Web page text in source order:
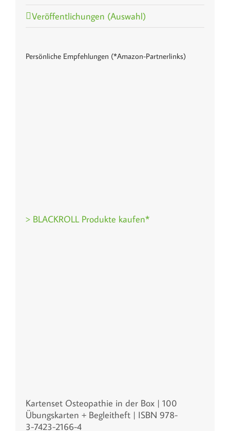
Veröffentlichungen (Auswahl)
Persönliche Empfehlungen (*Amazon-Partnerlinks)
> BLACKROLL Produkte kaufen*
Kartenset Osteopathie in der Box | 100
Übungskarten + Begleitheft | ISBN 978-
3-7423-2166-4